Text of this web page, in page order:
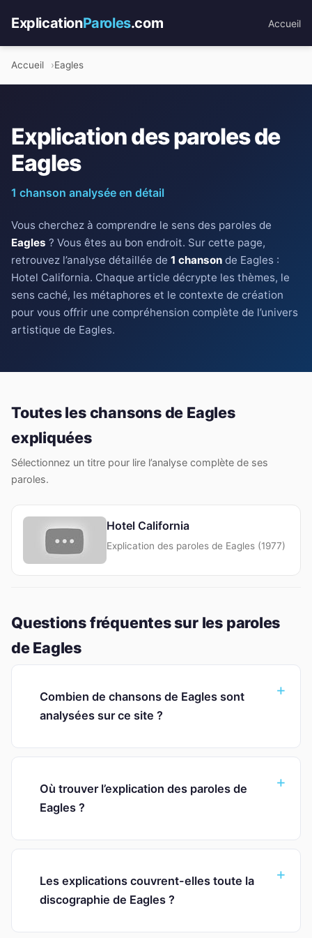
ExplicationParoles.com Accueil
Accueil Eagles
Explication des paroles de
Eagles
1 chanson analysée en détail
Vous cherchez à comprendre le sens des paroles de
Eagles ? Vous êtes au bon endroit. Sur cette page,
retrouvez l’analyse détaillée de 1 chanson de Eagles :
Hotel California. Chaque article décrypte les thèmes, le
sens caché, les métaphores et le contexte de création
pour vous offrir une compréhension complète de l’univers
artistique de Eagles.
Toutes les chansons de Eagles
expliquées
Sélectionnez un titre pour lire l’analyse complète de ses
paroles.
Hotel California
Explication des paroles de Eagles (1977)
Questions fréquentes sur les paroles
de Eagles
Combien de chansons de Eagles sont
analysées sur ce site ?
Où trouver l’explication des paroles de
Eagles ?
Les explications couvrent-elles toute la
discographie de Eagles ?